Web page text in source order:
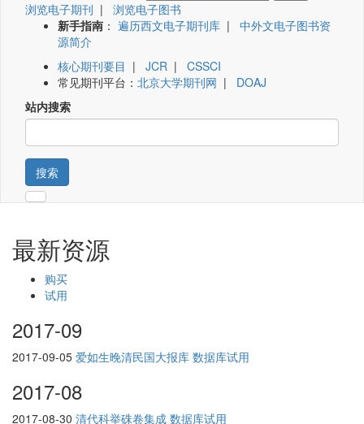
浏览电子期刊 | 浏览电子图书
新手指南 ： 遍历西文电子期刊库 | 中外文电子图书资
源简介
核心期刊要目 | JCR | CSSCI
常见期刊平台： 北京大学期刊网 | DOAJ
站内搜索
搜索
最新资源
购买
试用
2017-09
2017-09-05 爱如生晚清民国大报库 数据库试用
2017-08
2017-08-30 清代科举硃卷集成 数据库试用